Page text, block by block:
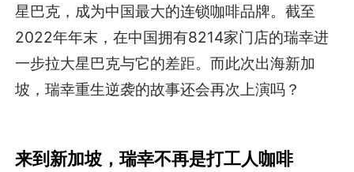
星巴克，成为中国最大的连锁咖啡品牌。截至
2022年年末，在中国拥有8214家门店的瑞幸进
一步拉大星巴克与它的差距。而此次出海新加
坡，瑞幸重生逆袭的故事还会再次上演吗？
来到新加坡，瑞幸不再是打工人咖啡